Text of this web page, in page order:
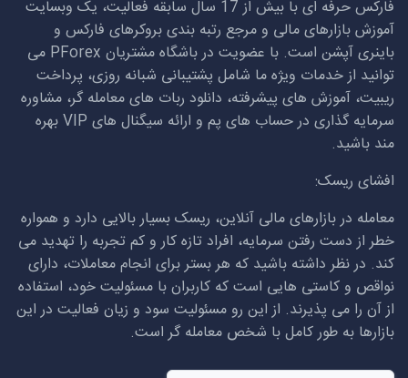
فارکس حرفه ای با بیش از 17 سال سابقه فعالیت، یک وبسایت
آموزش بازارهای مالی و مرجع رتبه بندی بروکرهای فارکس و
باینری آپشن است. با عضویت در باشگاه مشتریان PForex می
توانید از خدمات ویژه ما شامل پشتیبانی شبانه روزی، پرداخت
ریبیت، آموزش های پیشرفته، دانلود ربات های معامله گر، مشاوره
سرمایه گذاری در حساب های پم و ارائه سیگنال های VIPبهره
مند باشید.
افشای ریسک:
معامله در بازارهای مالی آنلاین، ریسک بسیار بالایی دارد و همواره
خطر از دست رفتن سرمایه، افراد تازه کار و کم تجربه را تهدید می
کند. در نظر داشته باشید که هر بستر برای انجام معاملات، دارای
نواقص و کاستی هایی است که کاربران با مسئولیت خود، استفاده
از آن را می پذیرند. از این رو مسئولیت سود و زیان فعالیت در این
بازارها به طور کامل با شخص معامله گر است.